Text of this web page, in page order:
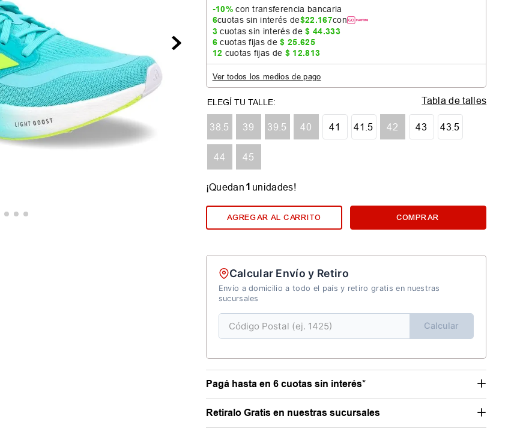
-10%con transferencia bancaria
6cuotas sin interés de$22.167con
3cuotas sin interés de$ 44.333
6cuotas fijas de$ 25.625
12 cuotas fijas de $ 12.813
Ver todos los medios de pago
38.5 39 39.5 40 41 41.5 42 43 43.5
44 45
Tabla de talles
¡Quedan 1 unidades!
AGREGAR AL CARRITO COMPRAR
Calcular Envío y Retiro
Envío a domicilio a todo el país y retiro gratis en nuestras
sucursales
Calcular
Pagá hasta en 6 cuotas sin interés*
Retiralo Gratis en nuestras sucursales